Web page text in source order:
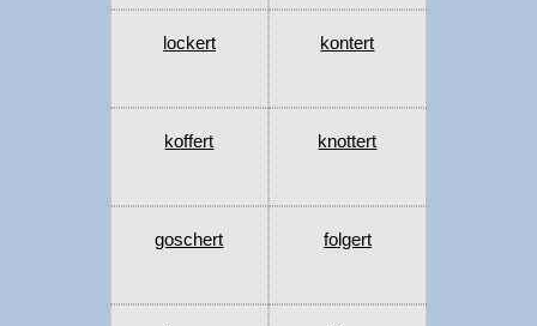
lockert kontert
koffert knottert
goschert folgert